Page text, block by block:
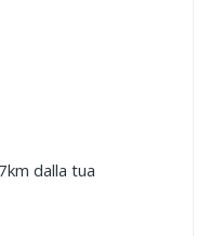
dalla tua